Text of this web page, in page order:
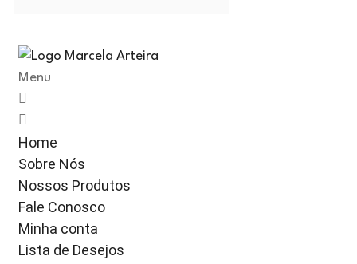
Menu
Home
Sobre Nós
Nossos Produtos
Fale Conosco
Minha conta
Lista de Desejos